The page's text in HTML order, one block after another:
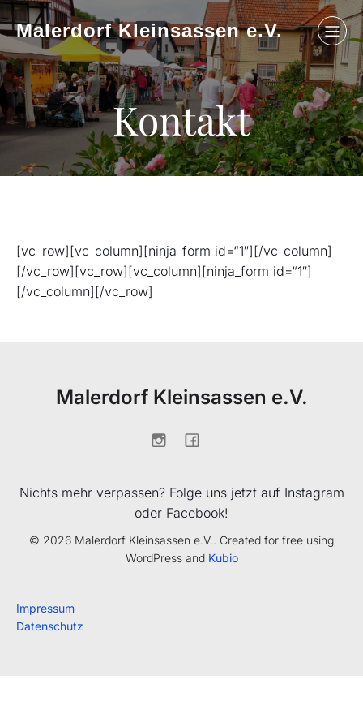
Malerdorf Kleinsassen e.V.
Kontakt
[vc_row][vc_column][ninja_form id=“1″][/vc_column]
[/vc_row][vc_row][vc_column][ninja_form id=“1″]
[/vc_column][/vc_row]
Malerdorf Kleinsassen e.V.
Nichts mehr verpassen? Folge uns jetzt auf Instagram
oder Facebook!
© 2026 Malerdorf Kleinsassen e.V.. Created for free using
WordPress and Kubio
Impressum
Datenschutz